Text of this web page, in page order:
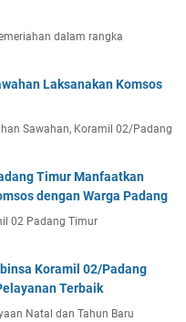
dalam rangka
Laksanakan Komsos
Sawahan, Koramil 02/Padang
Timur Manfaatkan
dengan Warga Padang
02 Padang Timur
Koramil 02/Padang
Terbaik
Natal dan Tahun Baru